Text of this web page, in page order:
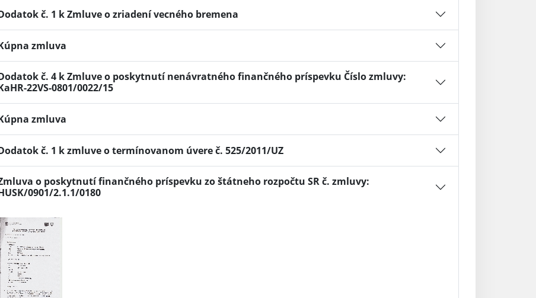
č. 1 k Zmluve o zriadení vecného bremena
zmluva
č. 4 k Zmluve o poskytnutí nenávratného finančného príspevku Číslo zmluvy:
22VS-0801/0022/15
zmluva
č. 1 k zmluve o termínovanom úvere č. 525/2011/UZ
o poskytnutí finančného príspevku zo štátneho rozpočtu SR č. zmluvy:
0901/2.1.1/0180